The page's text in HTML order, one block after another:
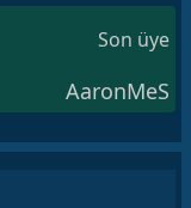
Son üye
AaronMeS